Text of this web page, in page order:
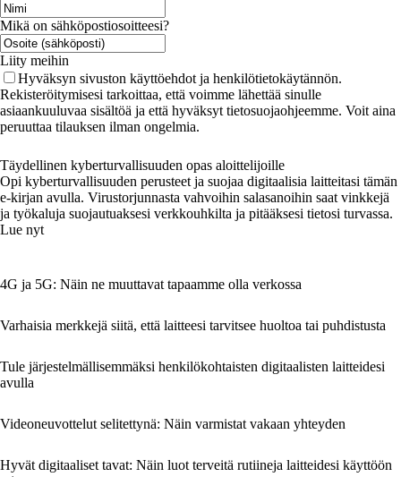
Mikä on sähköpostiosoitteesi?
Liity meihin
Hyväksyn sivuston käyttöehdot ja henkilötietokäytännön.
Rekisteröitymisesi tarkoittaa, että voimme lähettää sinulle
asiaankuuluvaa sisältöä ja että hyväksyt tietosuojaohjeemme. Voit aina
peruuttaa tilauksen ilman ongelmia.
Täydellinen kyberturvallisuuden opas aloittelijoille
Opi kyberturvallisuuden perusteet ja suojaa digitaalisia laitteitasi tämän
e-kirjan avulla. Virustorjunnasta vahvoihin salasanoihin saat vinkkejä
ja työkaluja suojautuaksesi verkkouhkilta ja pitääksesi tietosi turvassa.
Lue nyt
4G ja 5G: Näin ne muuttavat tapaamme olla verkossa
Varhaisia merkkejä siitä, että laitteesi tarvitsee huoltoa tai puhdistusta
Tule järjestelmällisemmäksi henkilökohtaisten digitaalisten laitteidesi
avulla
Videoneuvottelut selitettynä: Näin varmistat vakaan yhteyden
Hyvät digitaaliset tavat: Näin luot terveitä rutiineja laitteidesi käyttöön